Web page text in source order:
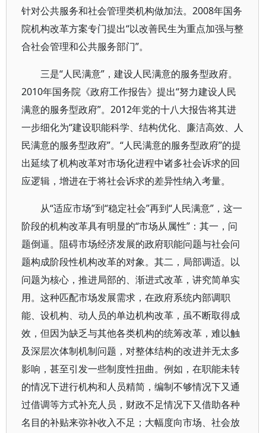
针对公共服务和社会管理类机构做加法。2008年国务
院机构改革方案专门提出“以改善民生为重点加强与整
合社会管理和公共服务部门”。
三是“人民满意”，建设人民满意的服务型政府。
2010年国务院《政府工作报告》提出“努力建设人民
满意的服务型政府”。2012年党的十八大报告将其进
一步细化为“建设职能科学、结构优化、廉洁高效、人
民满意的服务型政府”。“人民满意的服务型政府”的提
出延续了机构改革对市场化进程中诸多社会诉求的回
应逻辑，增进在于将社会诉求的差异性纳入考量。
从“适应市场”到“稳定社会”再到“人民满意”，这一
阶段的机构改革具有明显的“市场从属性”：其一，问
题倒逼。阻碍市场经济发展的政府职能问题与社会问
题构成阶段性机构改革的对象。其二，局部调适。以
问题为核心，推进局部的、渐进式改革，讲究简单实
用。这种匹配市场发展需求，在政府系统内部调职
能、设机构、动人员的单边机构改革，虽不断取得成
效，但因为缺乏与其他各类机构的统筹改革，难以触
及深层次体制机制问题，对整体结构的改进并无太多
影响，甚至引发一些制度性扭曲。例如，在职能未转
的情况下进行机构和人员精简，编制不够情况下又通
过借调等方式补充人员，财政不足情况下又借助各种
名目的补贴来弥补收入不足；大幅度向市场、社会放